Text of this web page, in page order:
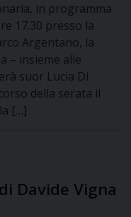
in programma
17.30 presso la
Argentano, la
– insieme alle
suor Lucia Di
della serata il
[…]
Davide Vigna